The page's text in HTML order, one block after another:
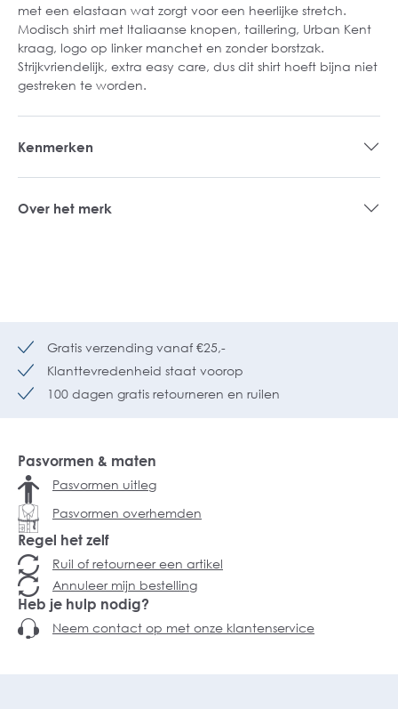
met een elastaan wat zorgt voor een heerlijke stretch.
Modisch shirt met Italiaanse knopen, taillering, Urban Kent
kraag, logo op linker manchet en zonder borstzak.
Strijkvriendelijk, extra easy care, dus dit shirt hoeft bijna niet
gestreken te worden.
Kenmerken
Over het merk
Gratis verzending vanaf €25,-
Klanttevredenheid staat voorop
100 dagen gratis retourneren en ruilen
Pasvormen & maten
Pasvormen uitleg
Pasvormen overhemden
Regel het zelf
Ruil of retourneer een artikel
Annuleer mijn bestelling
Heb je hulp nodig?
Neem contact op met onze klantenservice